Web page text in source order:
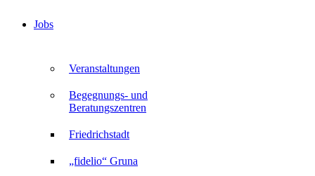
Veranstaltungen
Begegnungs- und
Beratungszentren
Friedrichstadt
„fidelio“ Gruna
Jobs